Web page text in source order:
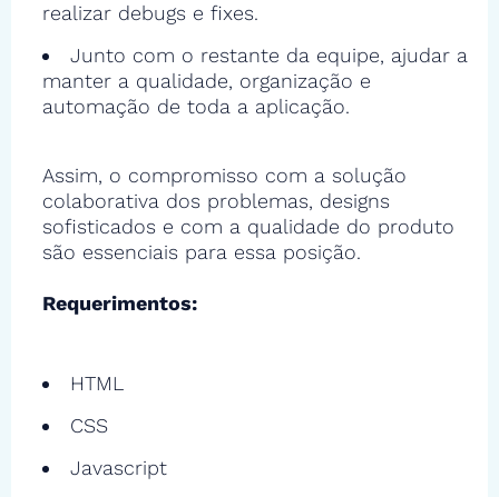
realizar debugs e fixes.
Junto com o restante da equipe, ajudar a
manter a qualidade, organização e
automação de toda a aplicação.
Assim, o compromisso com a solução
colaborativa dos problemas, designs
sofisticados e com a qualidade do produto
são essenciais para essa posição.
Requerimentos:
HTML
CSS
Javascript